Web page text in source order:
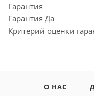
Гарантия
Гарантия Да
Критерий оценки
О НАС